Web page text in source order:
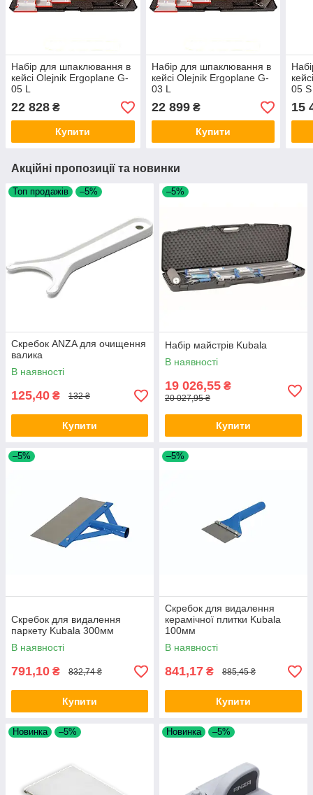
Набір для шпаклювання в
кейсі Olejnik Ergoplane G-
05 L
22 828 ₴
Купити
Набір для шпаклювання в
кейсі Olejnik Ergoplane G-
03 L
22 899₴
Купити
05 S
15
Акційні пропозиції та новинки
Топ продажів –5%
Скребок ANZA для очищення
валика
В наявності
125,40 ₴ 132 ₴
Купити
–5%
Набір майстрів Kubala
В наявності
19 026,55 ₴
20 027,95 ₴
Купити
–5%
Скребок для видалення
паркету Kubala 300мм
В наявності
791,10 ₴ 832,74 ₴
Купити
–5%
Скребок для видалення
керамічної плитки Kubala
100мм
В наявності
841,17 ₴ 885,45 ₴
Купити
Новинка –5% Новинка –5%